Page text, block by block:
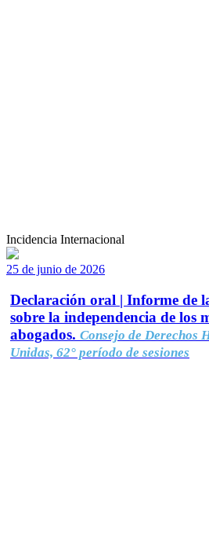
Incidencia Internacional
25 de junio de 2026
Declaración oral | Informe de
sobre la independencia de los
abogados. Consejo de Derechos
Unidas, 62° período de sesiones